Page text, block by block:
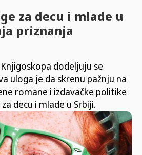
za decu i mlade u
priznanja
dodeljuju se
uloga je da skrenu pažnju na
romane i izdavačke politike
decu i mlade u Srbiji.